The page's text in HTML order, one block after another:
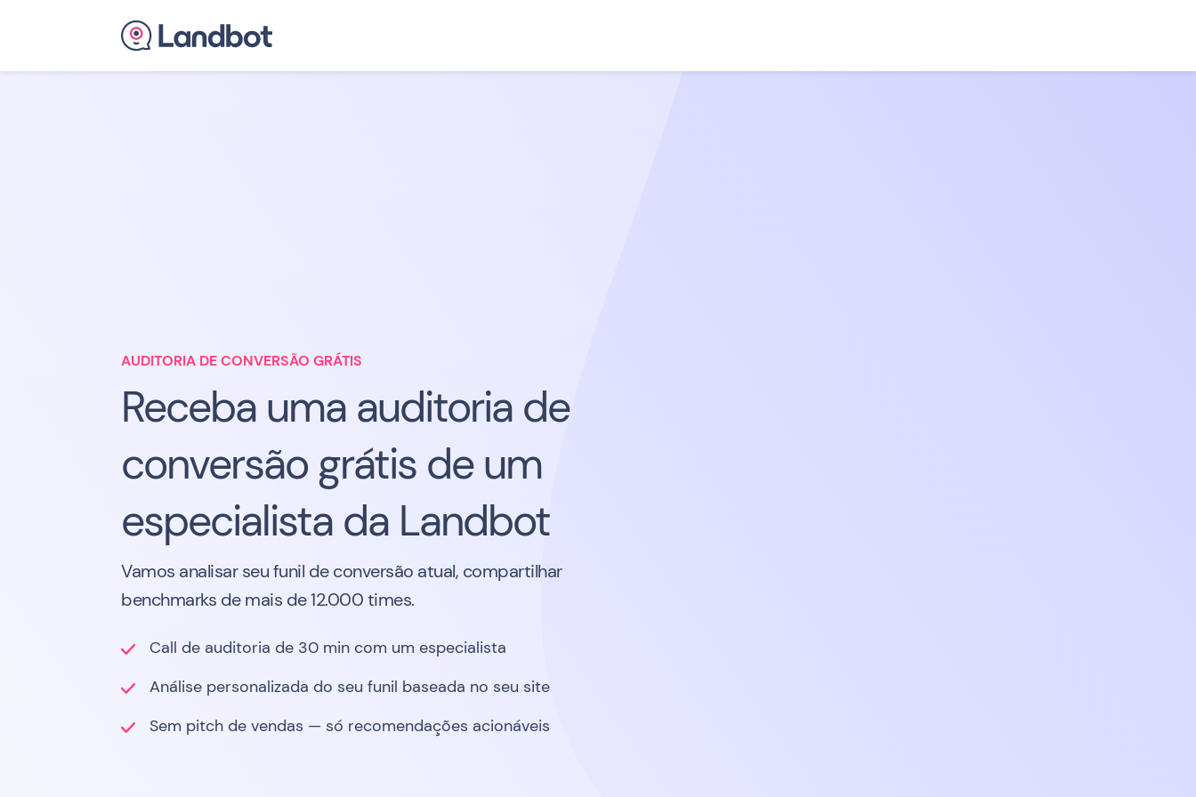
AUDITORIA DE CONVERSÃO GRÁTIS
Receba uma auditoria de
conversão grátis de um
especialista da Landbot
Vamos analisar seu funil de conversão atual, compartilhar
benchmarks de mais de 12.000 times.
Call de auditoria de 30 min com um especialista
Análise personalizada do seu funil baseada no seu site
Sem pitch de vendas — só recomendações acionáveis